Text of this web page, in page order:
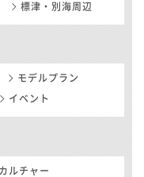
標津・別海周辺
モデルプラン
イベント
カルチャー